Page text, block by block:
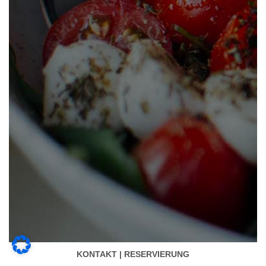
KONTAKT | RESERVIERUNG